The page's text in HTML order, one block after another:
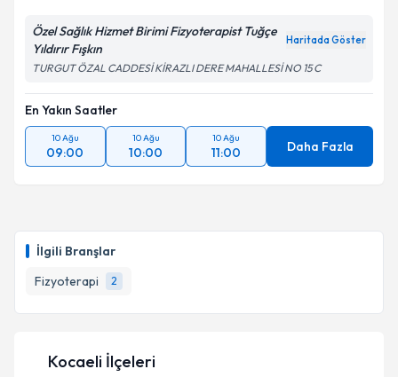
İlgili Branşlar
Fizyoterapi
2
Özel Sağlık Hizmet Birimi Fizyoterapist Tuğçe
Yıldırır Fışkın
Haritada Göster
TURGUT ÖZAL CADDESİ KİRAZLI DERE MAHALLESİ NO 15 C
En Yakın Saatler
10 Ağu
09:00
10 Ağu
10:00
10 Ağu
11:00 Daha Fazla
Kocaeli İlçeleri